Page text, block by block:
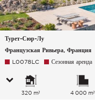
Турет-Сюр-Лу
Французская Ривьера, Франция
L0078LC Сезонная аренда
320 m² 4 000 m²